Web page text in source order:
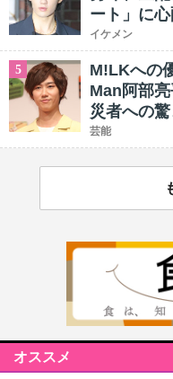
ート」に
イケメン
5
M!LKへの
Man阿部
災者への
芸能
オススメ